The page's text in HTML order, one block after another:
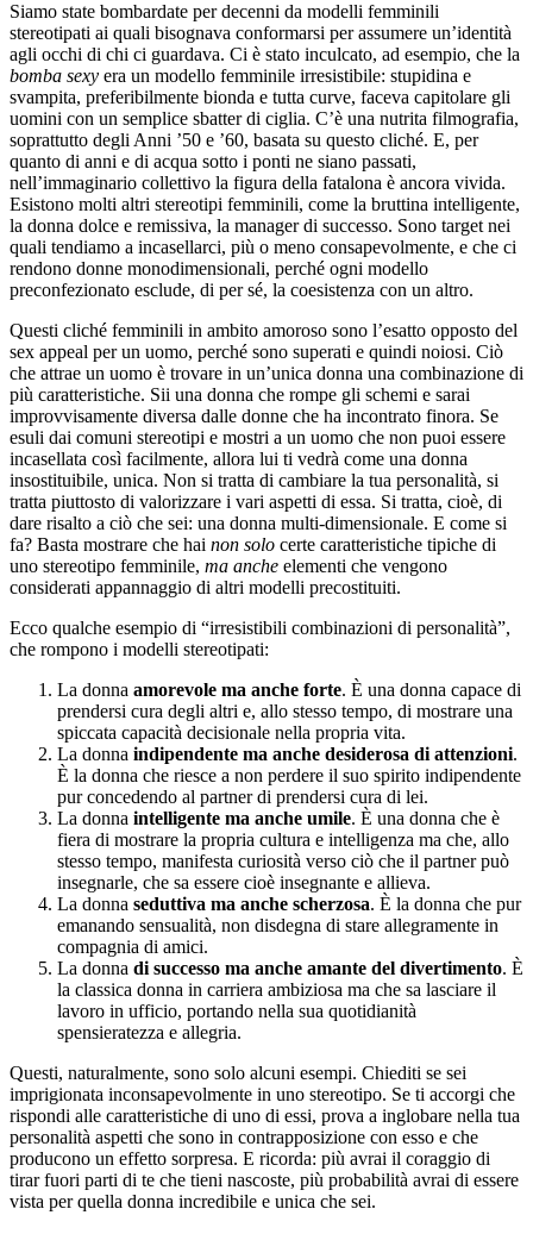
Siamo state bombardate per decenni da modelli femminili
stereotipati ai quali bisognava conformarsi per assumere un’identità
agli occhi di chi ci guardava. Ci è stato inculcato, ad esempio, che la
bomba sexy era un modello femminile irresistibile: stupidina e
svampita, preferibilmente bionda e tutta curve, faceva capitolare gli
uomini con un semplice sbatter di ciglia. C’è una nutrita filmografia,
soprattutto degli Anni ’50 e ’60, basata su questo cliché. E, per
quanto di anni e di acqua sotto i ponti ne siano passati,
nell’immaginario collettivo la figura della fatalona è ancora vivida.
Esistono molti altri stereotipi femminili, come la bruttina intelligente,
la donna dolce e remissiva, la manager di successo. Sono target nei
quali tendiamo a incasellarci, più o meno consapevolmente, e che ci
rendono donne monodimensionali, perché ogni modello
preconfezionato esclude, di per sé, la coesistenza con un altro.
Questi cliché femminili in ambito amoroso sono l’esatto opposto del
sex appeal per un uomo, perché sono superati e quindi noiosi. Ciò
che attrae un uomo è trovare in un’unica donna una combinazione di
più caratteristiche. Sii una donna che rompe gli schemi e sarai
improvvisamente diversa dalle donne che ha incontrato finora. Se
esuli dai comuni stereotipi e mostri a un uomo che non puoi essere
incasellata così facilmente, allora lui ti vedrà come una donna
insostituibile, unica. Non si tratta di cambiare la tua personalità, si
tratta piuttosto di valorizzare i vari aspetti di essa. Si tratta, cioè, di
dare risalto a ciò che sei: una donna multi-dimensionale. E come si
fa? Basta mostrare che hai non solo certe caratteristiche tipiche di
uno stereotipo femminile, ma anche elementi che vengono
considerati appannaggio di altri modelli precostituiti.
Ecco qualche esempio di “irresistibili combinazioni di personalità”,
che rompono i modelli stereotipati:
La donna amorevole ma anche forte. È una donna capace di
prendersi cura degli altri e, allo stesso tempo, di mostrare una
spiccata capacità decisionale nella propria vita.
La donna indipendente ma anche desiderosa di attenzioni.
È la donna che riesce a non perdere il suo spirito indipendente
pur concedendo al partner di prendersi cura di lei.
La donna intelligente ma anche umile. È una donna che è
fiera di mostrare la propria cultura e intelligenza ma che, allo
stesso tempo, manifesta curiosità verso ciò che il partner può
insegnarle, che sa essere cioè insegnante e allieva.
La donna seduttiva ma anche scherzosa. È la donna che pur
emanando sensualità, non disdegna di stare allegramente in
compagnia di amici.
La donna di successo ma anche amante del divertimento. È
la classica donna in carriera ambiziosa ma che sa lasciare il
lavoro in ufficio, portando nella sua quotidianità
spensieratezza e allegria.
Questi, naturalmente, sono solo alcuni esempi. Chiediti se sei
imprigionata inconsapevolmente in uno stereotipo. Se ti accorgi che
rispondi alle caratteristiche di uno di essi, prova a inglobare nella tua
personalità aspetti che sono in contrapposizione con esso e che
producono un effetto sorpresa. E ricorda: più avrai il coraggio di
tirar fuori parti di te che tieni nascoste, più probabilità avrai di essere
vista per quella donna incredibile e unica che sei.